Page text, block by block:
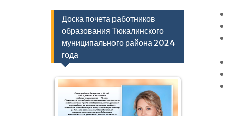
Доска почета работников
образования Тюкалинского
муниципального района 2024
года